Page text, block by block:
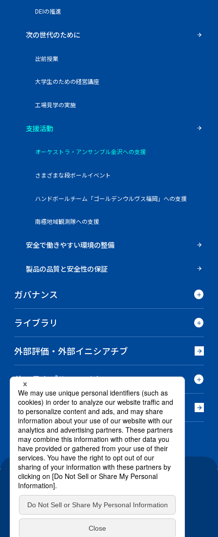
DEIの推進
次の世代のために
出前授業
大学生のための経営講座
工場見学の実施
支援活動
オーケストラ・アンサンブル金沢への支援
さまざまな段ボールイベント
ハンドボールチーム「ゴールデンウルヴス福岡」への支援
南極地域観測隊への支援
安全で働きやすい環境の整備
製品の品質と安全性の保証
ガバナンス
ライブラリ
外部評価・外部イニシアチブ
サステナブルファイナンス
法令対応
電子公告 サイトのご利用条件個人情報保護基本方針
特定個人情報保護基本方針
/ @RENGO-